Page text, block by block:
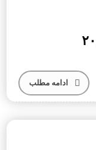
ادامه مطلب